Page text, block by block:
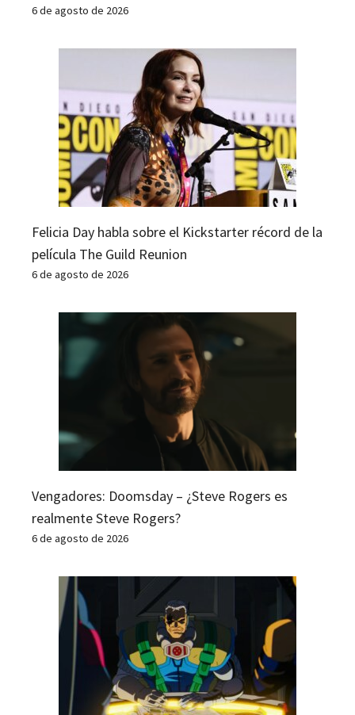
6 de agosto de 2026
Felicia Day habla sobre el Kickstarter récord de la
película The Guild Reunion
6 de agosto de 2026
Vengadores: Doomsday – ¿Steve Rogers es
realmente Steve Rogers?
6 de agosto de 2026